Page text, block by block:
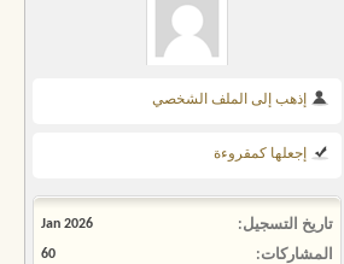
إذهب إلى الملف الشخصي
إجعلها كمقروءة
تاريخ التسجيل Jan 2026
المشاركات 60